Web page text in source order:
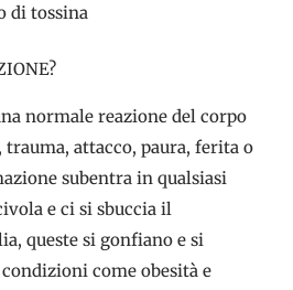
di tossina
normale reazione del corpo
trauma, attacco, paura, ferita o
subentra in qualsiasi
e ci si sbuccia il
queste si gonfiano e si
come obesità e